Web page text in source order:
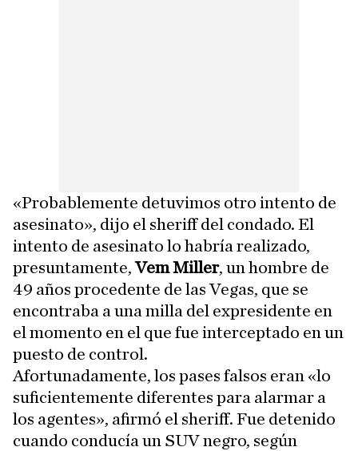
«Probablemente detuvimos otro intento de
asesinato», dijo el sheriff del condado. El
intento de asesinato lo habría realizado,
presuntamente,Vem Miller, un hombre de
49 años procedente de las Vegas, que se
encontraba a una milla del expresidente en
el momento en el que fue interceptado en un
puesto de control.
Afortunadamente, los pases falsos eran «lo
suficientemente diferentes para alarmar a
los agentes», afirmó el sheriff. Fue detenido
cuando conducía un SUV negro, según